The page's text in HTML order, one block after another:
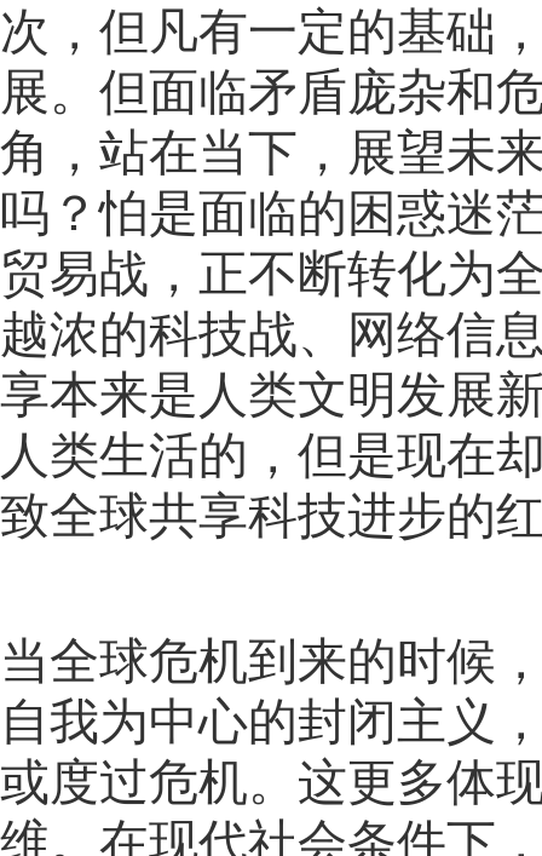
次，但凡有一定的基础
展。但面临矛盾庞杂和
角，站在当下，展望未
吗？怕是面临的困惑迷
贸易战，正不断转化为
越浓的科技战、网络信
享本来是人类文明发展
人类生活的，但是现在
致全球共享科技进步的
当全球危机到来的时候
自我为中心的封闭主义
或度过危机。这更多体
维。在现代社会条件下